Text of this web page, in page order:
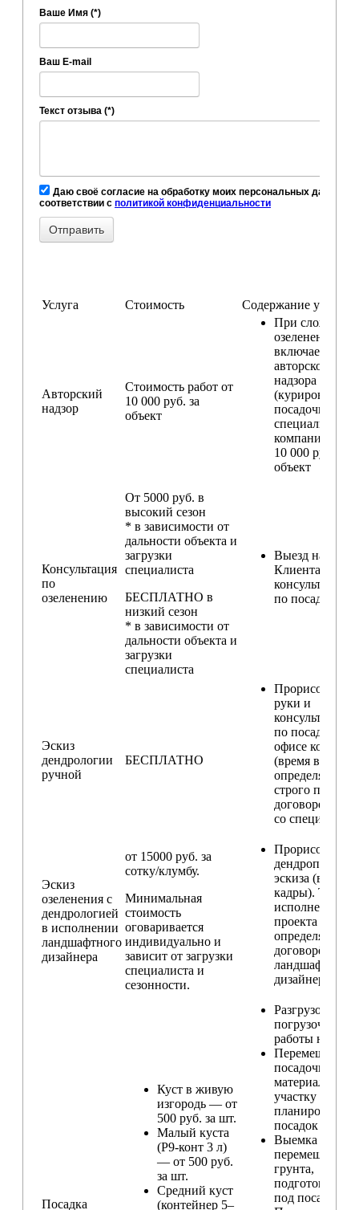
Ваше Имя (*)
Ваш E-mail
Текст отзыва (*)
Даю своё согласие на обработку моих персональных данных, в
соответствии с политикой конфиденциальности
Услуга Стоимость Содержание услуги
Авторский
надзор
Стоимость работ от
10 000 руб. за
объект
При сложном
озеленении
включаем
авторского
надзора
(курирование
посадочных
специалистом
компании) —
10 000 руб. за
объект
Консультация
по
озеленению
От 5000 руб. в
высокий сезон
* в зависимости от
дальности объекта и
загрузки
специалиста
БЕСПЛАТНО в
низкий сезон
* в зависимости от
дальности объекта и
загрузки
специалиста
Выезд на
Клиента для
по посадкам
Эскиз
дендрологии
ручной
БЕСПЛАТНО
Прорисовка от
руки и
по посадкам в
офисе
(время встречи
определяется
строго по
со
Эскиз
озеленения с
дендрологией
в исполнении
ландшафтного
дизайнера
от 15000 руб. за
сотку/клумбу.
Минимальная
стоимость
оговаривается
индивидуально и
зависит от загрузки
специалиста и
сезонности.
Прорисовка
дендроплана и
эскиза
кадры).
исполнения
проекта
определяется
ландшафтным
дизайнером
Посадка
Куст в живую
изгородь — от
500 руб. за шт.
Малый куста
(Р9-конт 3 л)
— от 500 руб.
за шт.
Средний куст
(контейнер 5–
Разгрузо-
погрузочные
работы на
Перемещение
посадочного
материала по
участку и
планирование
посадок
Выемка и
перемещение
грунта,
подготовка
под посадку